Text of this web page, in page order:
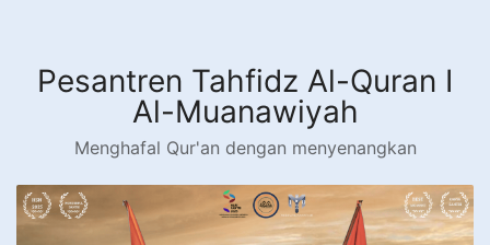
kontenPesantren Tahfidz Al-Quran I
Al-Muanawiyah
Menghafal Qur'an dengan menyenangkan